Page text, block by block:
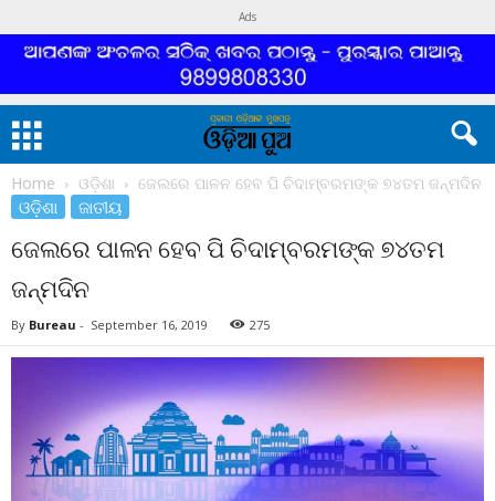
Ads
Home ଓଡ଼ିଶା ଜେଲରେ ପାଳନ ହେବ ପି ଚିଦାମ୍ବରମଙ୍କ ୭୪ତମ ଜନ୍ମଦିନ
ଓଡ଼ିଶା ଜାତୀୟ
ଜେଲରେ ପାଳନ ହେବ ପି ଚିଦାମ୍ବରମଙ୍କ ୭୪ତମ
ଜନ୍ମଦିନ
By Bureau - September 16, 2019 275